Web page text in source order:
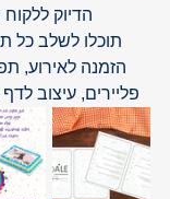
הדיוק
תוכלו לשלב כל
הזמנה לאירוע,
פליירים, עיצוב